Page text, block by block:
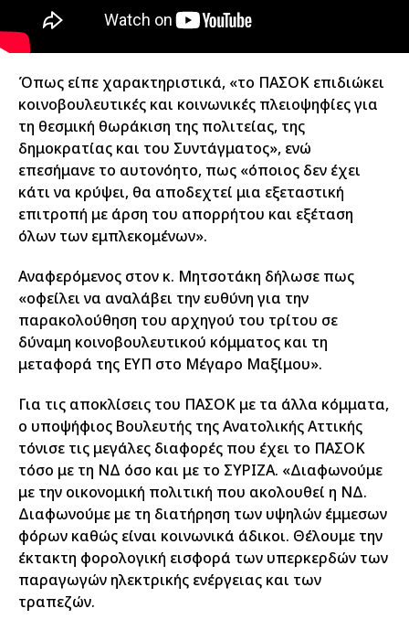
Όπως είπε χαρακτηριστικά, «το ΠΑΣΟΚ επιδιώκει
κοινοβουλευτικές και κοινωνικές πλειοψηφίες για
τη θεσμική θωράκιση της πολιτείας, της
δημοκρατίας και του Συντάγματος», ενώ
επεσήμανε το αυτονόητο, πως «όποιος δεν έχει
κάτι να κρύψει, θα αποδεχτεί μια εξεταστική
επιτροπή με άρση του απορρήτου και εξέταση
όλων των εμπλεκομένων».
Αναφερόμενος στον κ. Μητσοτάκη δήλωσε πως
«οφείλει να αναλάβει την ευθύνη για την
παρακολούθηση του αρχηγού του τρίτου σε
δύναμη κοινοβουλευτικού κόμματος και τη
μεταφορά της ΕΥΠ στο Μέγαρο Μαξίμου».
Για τις αποκλίσεις του ΠΑΣΟΚ με τα άλλα κόμματα,
ο υποψήφιος Βουλευτής της Ανατολικής Αττικής
τόνισε τις μεγάλες διαφορές που έχει το ΠΑΣΟΚ
τόσο με τη ΝΔ όσο και με το ΣΥΡΙΖΑ. «Διαφωνούμε
με την οικονομική πολιτική που ακολουθεί η ΝΔ.
Διαφωνούμε με τη διατήρηση των υψηλών έμμεσων
φόρων καθώς είναι κοινωνικά άδικοι. Θέλουμε την
έκτακτη φορολογική εισφορά των υπερκερδών των
παραγωγών ηλεκτρικής ενέργειας και των
τραπεζών.